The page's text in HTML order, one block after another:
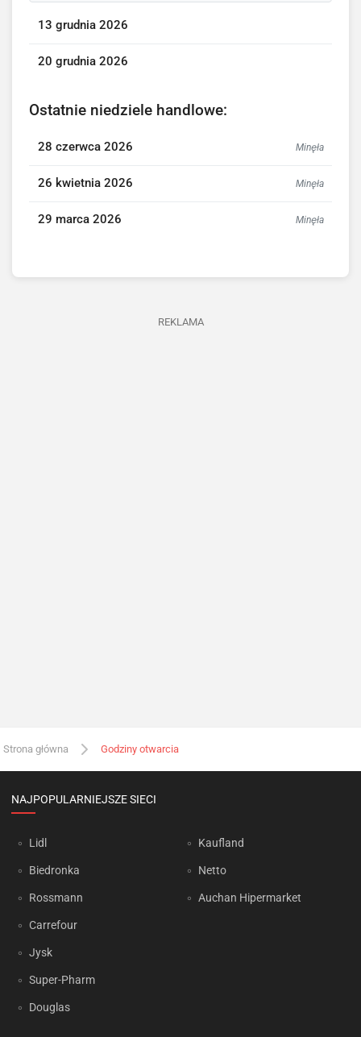
13 grudnia 2026
20 grudnia 2026
Ostatnie niedziele handlowe:
28 czerwca 2026 Minęła
26 kwietnia 2026 Minęła
29 marca 2026 Minęła
REKLAMA
Strona główna Godziny otwarcia
NAJPOPULARNIEJSZE SIECI
Lidl
Biedronka
Rossmann
Carrefour
Jysk
Super-Pharm
Douglas
Kaufland
Netto
Auchan Hipermarket